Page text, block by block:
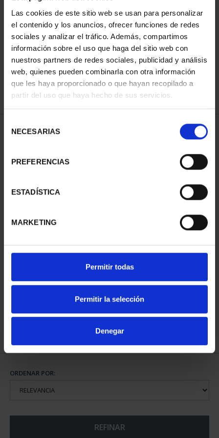
Las cookies de este sitio web se usan para personalizar
el contenido y los anuncios, ofrecer funciones de redes
sociales y analizar el tráfico. Además, compartimos
información sobre el uso que haga del sitio web con
nuestros partners de redes sociales, publicidad y análisis
web, quienes pueden combinarla con otra información
que les haya proporcionado o que hayan recopilado a
partir del uso que haya hecho de sus servicios.
NECESARIAS
PREFERENCIAS
ESTADÍSTICA
MARKETING
Permitir todas
Permitir la selección
Denegar
ORDENAR POR:
REFINAR
1 Productos encontrados
PROVINCIA COLECCION
COMPLET...
ORDENAR POR:
REFINAR